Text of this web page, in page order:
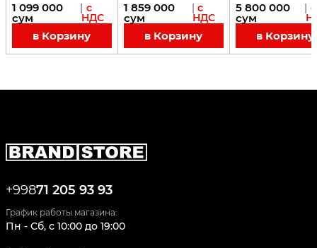
1 099 000
сум
| с
НДС
в Корзину
1 859 000
сум
| с
НДС
в Корзину
5 800 000
сум
| с
в Корзину
+99871 205 93 93
График работы магазина:
Пн - Сб, c 10:00 до 19:00